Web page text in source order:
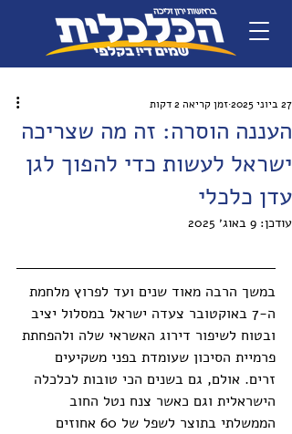
העננה הוסרה: זה מה שצריכה
ישראל לעשות כדי להפוך לגן
עדן כלכלי
27 ביוני 2025 זמן קריאה 2 דקות
עודכן: 9 באוג׳ 2025
במשך הרבה מאוד שנים ועד לפרוץ מלחמת
ה-7 באוקטובר צעדה ישראל במסלול יציב
ובטוח לשיפור דירוג האשראי שלה ולהפחתת
פרמיית הסיכון שעומדת בפני משקיעים
זרים. אולם, גם בשנים הכי טובות לכלכלה
הישראלית וגם כאשר צנח נטל החוב
הממשלתי בתוצר לשפל של 60 אחוזים